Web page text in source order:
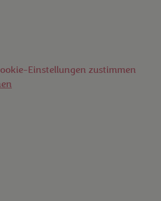
Einstellungen zustimmen